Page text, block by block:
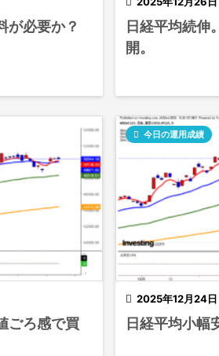
が必要か？
日経平均続伸
開。
ごろ感で買
 2025年12月24日
 今日の運用成績
日経平均小幅